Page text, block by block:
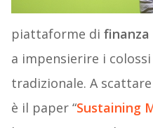
piattaforme di
a impensierire i
tradizionale. A
è il paper “Sustaining